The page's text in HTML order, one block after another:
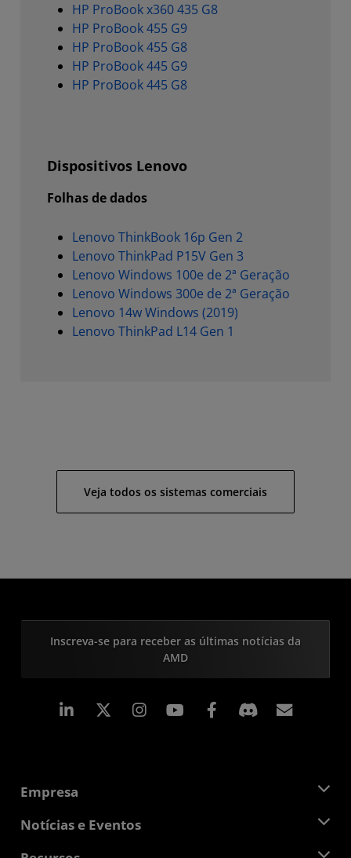
HP ProBook x360 435 G8
HP ProBook 455 G9
HP ProBook 455 G8
HP ProBook 445 G9
HP ProBook 445 G8
Dispositivos Lenovo
Folhas de dados
Lenovo ThinkBook 16p Gen 2
Lenovo ThinkPad P15V Gen 3
Lenovo Windows 100e de 2ª Geração
Lenovo Windows 300e de 2ª Geração
Lenovo 14w Windows (2019)
Lenovo ThinkPad L14 Gen 1
Veja todos os sistemas comerciais
Inscreva-se para receber as últimas notícias da
AMD
Linkedin Instagram Facebook
Empresa
Sobre a AMD
Notícias e Eventos
Sala de Imprensa